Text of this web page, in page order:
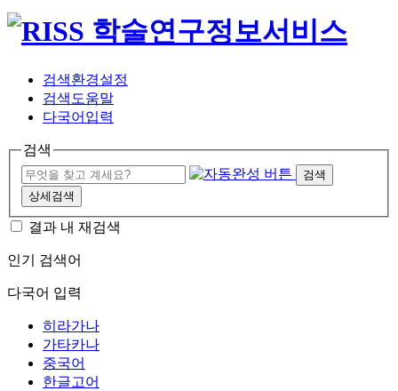
검색환경설정
검색도움말
다국어입력
검색
검색
상세검색
결과 내 재검색
인기 검색어
다국어 입력
히라가나
가타카나
중국어
한글고어